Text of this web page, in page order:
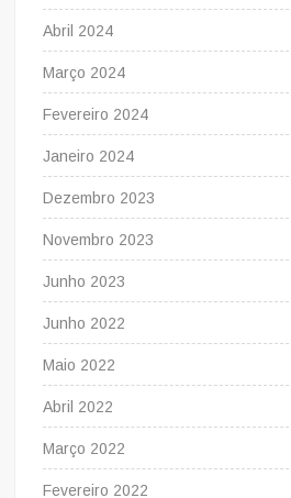
Abril 2024
Março 2024
Fevereiro 2024
Janeiro 2024
Dezembro 2023
Novembro 2023
Junho 2023
Junho 2022
Maio 2022
Abril 2022
Março 2022
Fevereiro 2022